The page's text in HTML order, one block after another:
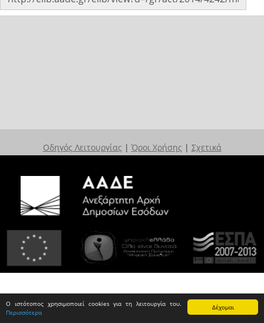
Δέχομαι
Ο ιστότοπος χρησιμοποιεί cookies για τη λειτουργία του.
Περισσότερα
Οδηγός Λειτουργίας | Όροι Χρήσης | Σχετικά